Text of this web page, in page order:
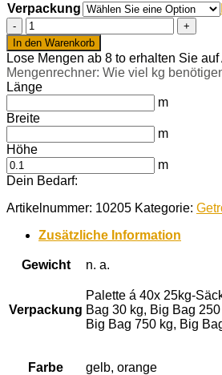
Verpackung
Rosa
Corallo
getrommelt
40-
60
mm
Menge
In den Warenkorb
Lose Mengen ab 8 to erhalten Sie auf
Mengenrechner: Wie viel kg
Länge
m
Breite
m
Höhe
m
Dein Bedarf:
Artikelnummer: 10205 Kategorie:
Zusätzliche Information
Gewicht n. a.
Verpackung
Palette á 40x 25kg-
Bag 30 kg, Big Bag
Big Bag 750 kg, Big
Farbe gelb, orange